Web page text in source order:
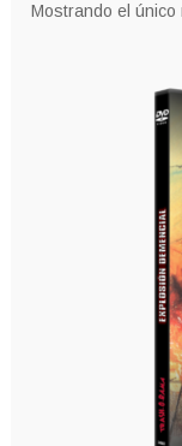
Mostrando el único